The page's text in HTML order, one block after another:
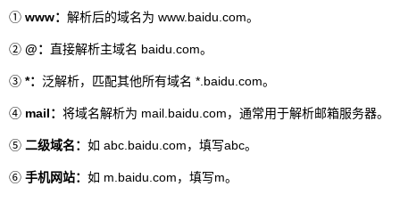
① www： 解析后的域名为 www.baidu.com。
② @： 直接解析主域名 baidu.com。
③ *： 泛解析，匹配其他所有域名 *.baidu.com。
④ mail： 将域名解析为 mail.baidu.com，通常用于解析邮箱服务器。
⑤ 二级域名： 如 abc.baidu.com，填写abc。
⑥ 手机网站： 如 m.baidu.com，填写m。